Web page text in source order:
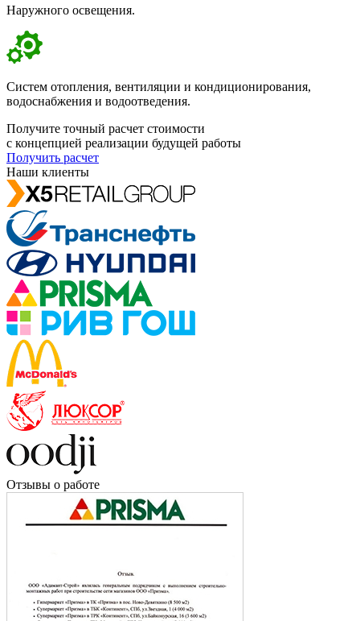
Наружного освещения.
Систем отопления, вентиляции и кондиционирования,
водоснабжения и водоотведения.
Получите точный расчет стоимости
с концепцией реализации будущей работы
Получить расчет
Наши клиенты
Отзывы о работе